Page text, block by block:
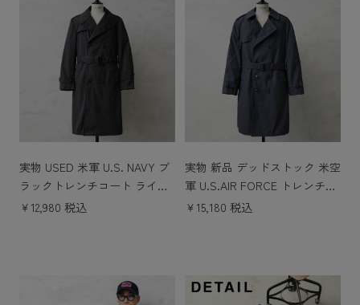
実物 USED 米軍 U.S. NAVY ブ
ラックトレンチコート ライナ
ー付き
￥12,980 税込
実物 新品 デッドストック 米空
軍 U.S.AIR FORCE トレンチコ
ート ライナー付き
￥15,180 税込